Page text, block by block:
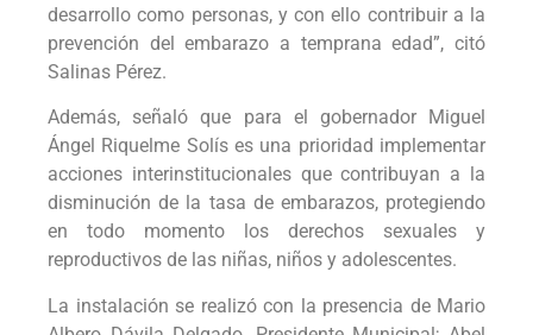
desarrollo como personas, y con ello contribuir a la
prevención del embarazo a temprana edad”, citó
Salinas Pérez.
Además, señaló que para el gobernador Miguel
Ángel Riquelme Solís es una prioridad implementar
acciones interinstitucionales que contribuyan a la
disminución de la tasa de embarazos, protegiendo
en todo momento los derechos sexuales y
reproductivos de las niñas, niños y adolescentes.
La instalación se realizó con la presencia de Mario